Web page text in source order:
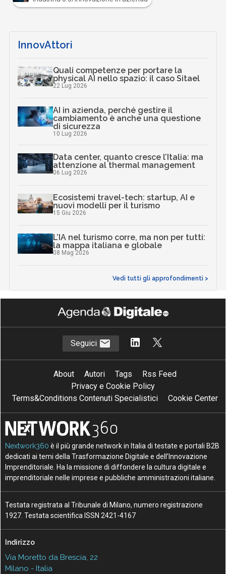
InnovAttori
Quali competenze per portare la
physical AI nello spazio: il caso Sitael
22 Lug 2026
AI in azienda, perché gestire il
cambiamento è anche una questione
di sicurezza
10 Lug 2026
Data center, quanto cresce l’Italia: ma
attenzione al thermal management
06 Lug 2026
Ecosistemi travel-tech: startup, AI e
nuovi modelli per il turismo
15 Giu 2026
L’IA nel turismo corre, ma non per tutti:
la mappa italiana e globale
08 Mag 2026
Vedi tutti gli approfondimenti >
Seguici
About Autori Tags
Rss Feed
Privacy e Cookie Policy
Terms&Conditions Contenuti Specialistici
Cookie Center
Nextwork360 è il più grande network in Italia di testate e portali B2B
dedicati ai temi della Trasformazione Digitale e dell’Innovazione
Imprenditoriale. Ha la missione di diffondere la cultura digitale e
imprenditoriale nelle imprese e pubbliche amministrazioni italiane.
Testata registrata al Tribunale di Milano, numero registrazione
1927. Testata scientifica ISSN 2421-4167
Indirizzo
Via Moretto da Brescia, 22
Milano - Italia